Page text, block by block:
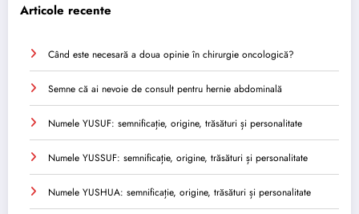
Articole recente
Când este necesară a doua opinie în chirurgie oncologică?
Semne că ai nevoie de consult pentru hernie abdominală
Numele YUSUF: semnificație, origine, trăsături și personalitate
Numele YUSSUF: semnificație, origine, trăsături și personalitate
Numele YUSHUA: semnificație, origine, trăsături și personalitate